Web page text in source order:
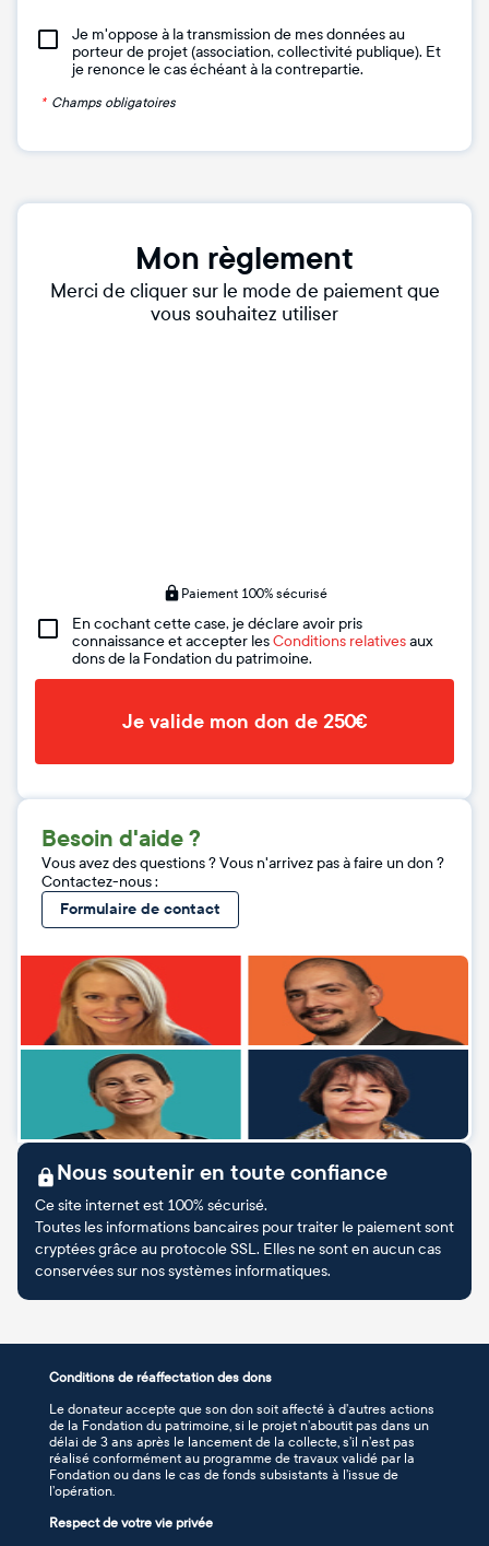
Je m'oppose à la transmission de mes données au
porteur de projet (association, collectivité publique). Et
je renonce le cas échéant à la contrepartie.
* Champs obligatoires
Mon règlement
Merci de cliquer sur le mode de paiement que
vous souhaitez utiliser
Paiement 100% sécurisé
En cochant cette case, je déclare avoir pris
connaissance et accepter lesConditions relativesaux
dons de la Fondation du patrimoine.
Je valide mon don de 250€
Besoin d'aide ?
Vous avez des questions ? Vous n'arrivez pas à faire un don ?
Contactez-nous :
Formulaire de contact
Nous soutenir en toute confiance
Ce site internet est 100% sécurisé.
Toutes les informations bancaires pour traiter le paiement sont
cryptées grâce au protocole SSL. Elles ne sont en aucun cas
conservées sur nos systèmes informatiques.
Conditions de réaffectation des dons
Le donateur accepte que son don soit affecté à d’autres actions
de la Fondation du patrimoine, si le projet n’aboutit pas dans un
délai de 3 ans après le lancement de la collecte, s’il n’est pas
réalisé conformément au programme de travaux validé par la
Fondation ou dans le cas de fonds subsistants à l’issue de
l’opération.
Respect de votre vie privée